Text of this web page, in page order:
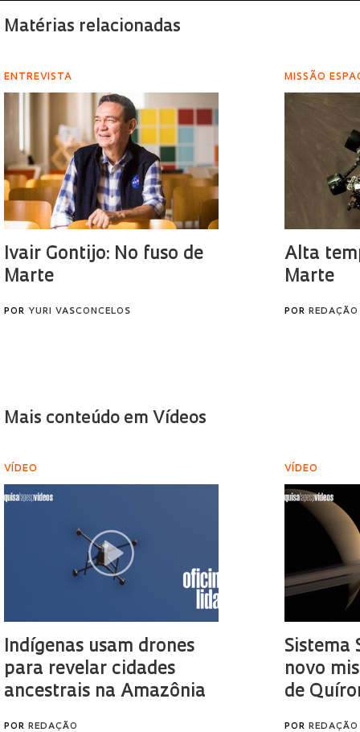
Matérias relacionadas
ENTREVISTA
Ivair Gontijo: No fuso de
Marte
POR YURI VASCONCELOS
MISSÃO
Alta
Marte
PORREDAÇÃO
Mais conteúdo em Vídeos
VÍDEO
Indígenas usam drones
para revelar cidades
ancestrais na Amazônia
POR REDAÇÃO
VÍDEO
Sistema
novo
de
POR REDAÇÃO